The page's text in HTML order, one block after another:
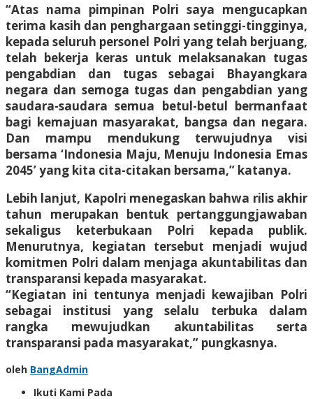
“Atas nama pimpinan Polri saya mengucapkan
terima kasih dan penghargaan setinggi-tingginya,
kepada seluruh personel Polri yang telah berjuang,
telah bekerja keras untuk melaksanakan tugas
pengabdian dan tugas sebagai Bhayangkara
negara dan semoga tugas dan pengabdian yang
saudara-saudara semua betul-betul bermanfaat
bagi kemajuan masyarakat, bangsa dan negara.
Dan mampu mendukung terwujudnya visi
bersama ‘Indonesia Maju, Menuju Indonesia Emas
2045’ yang kita cita-citakan bersama,” katanya.
Lebih lanjut, Kapolri menegaskan bahwa rilis akhir
tahun merupakan bentuk pertanggungjawaban
sekaligus keterbukaan Polri kepada publik.
Menurutnya, kegiatan tersebut menjadi wujud
komitmen Polri dalam menjaga akuntabilitas dan
transparansi kepada masyarakat.
“Kegiatan ini tentunya menjadi kewajiban Polri
sebagai institusi yang selalu terbuka dalam
rangka mewujudkan akuntabilitas serta
transparansi pada masyarakat,” pungkasnya.
oleh BangAdmin
Ikuti Kami Pada